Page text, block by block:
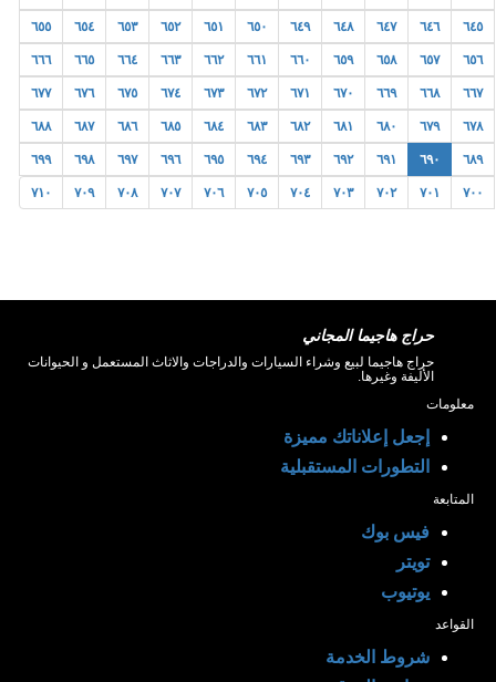
٦٤٥ ٦٤٦ ٦٤٧ ٦٤٨ ٦٤٩ ٦٥٠ ٦٥١ ٦٥٢ ٦٥٣ ٦٥٤ ٦٥٥
٦٥٦ ٦٥٧ ٦٥٨ ٦٥٩ ٦٦٠ ٦٦١ ٦٦٢ ٦٦٣ ٦٦٤ ٦٦٥ ٦٦٦
٦٦٧ ٦٦٨ ٦٦٩ ٦٧٠ ٦٧١ ٦٧٢ ٦٧٣ ٦٧٤ ٦٧٥ ٦٧٦ ٦٧٧
٦٧٨ ٦٧٩ ٦٨٠ ٦٨١ ٦٨٢ ٦٨٣ ٦٨٤ ٦٨٥ ٦٨٦ ٦٨٧ ٦٨٨
٦٨٩ ٦٩٠ ٦٩١ ٦٩٢ ٦٩٣ ٦٩٤ ٦٩٥ ٦٩٦ ٦٩٧ ٦٩٨ ٦٩٩
٧٠٠ ٧٠١ ٧٠٢ ٧٠٣ ٧٠٤ ٧٠٥ ٧٠٦ ٧٠٧ ٧٠٨ ٧٠٩ ٧١٠
حراج هاجيما المجاني
حراج هاجيما لبيع وشراء السيارات والدراجات والاثاث المستعمل و الحيوانات
الأليفة وغيرها.
معلومات
إجعل إعلاناتك مميزة
التطورات المستقبلية
المتابعة
فيس بوك
تويتر
يوتيوب
القواعد
شروط الخدمة